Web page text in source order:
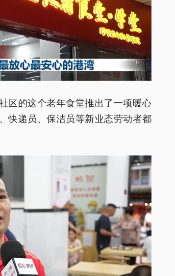
区的这个老年食堂推出了一项暖心
快递员、保洁员等新业态劳动者都